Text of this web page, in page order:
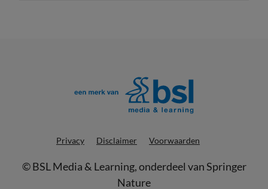
Privacy Disclaimer Voorwaarden
©BSL Media & Learning, onderdeel vanSpringer
Nature